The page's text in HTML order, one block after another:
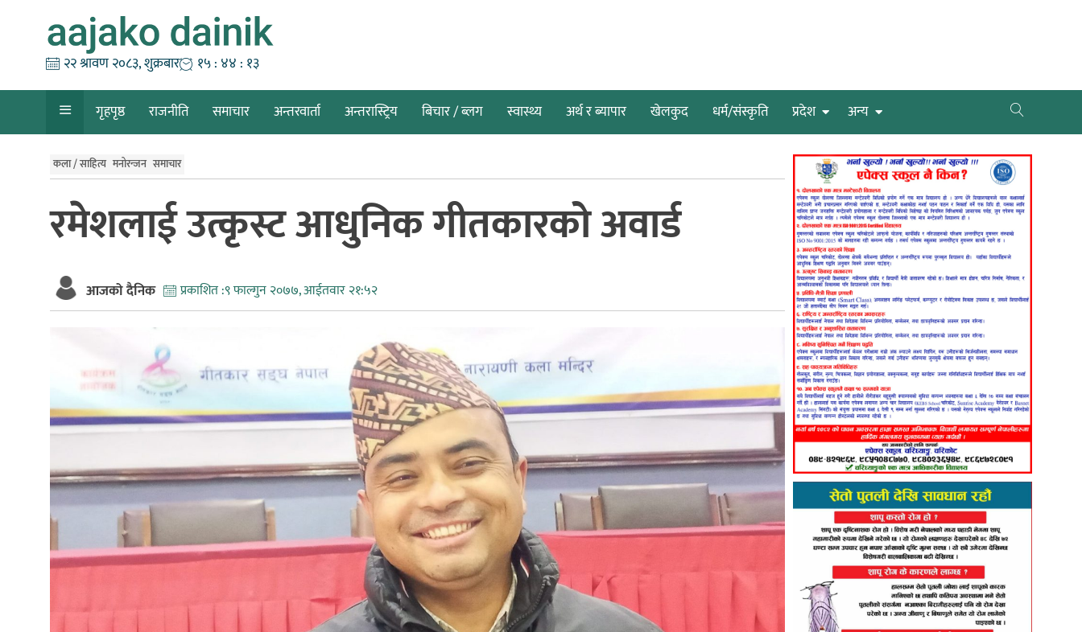
२२ श्रावण २०८३, शुक्रबार १५ : ४४ : १४
गृहपृष्ठ राजनीति समाचार अन्तरवार्ता अन्तरास्ट्रिय बिचार / ब्लग स्वास्थ्य अर्थ र ब्यापार खेलकुद धर्म/संस्कृति प्रदेश अन्य
कला / साहित्य मनोरन्जन समाचार
रमेशलाई उत्कृस्ट आधुनिक गीतकारको अवार्ड
आजको दैनिक प्रकाशित :९ फाल्गुन २०७७, आईतवार २१:५२